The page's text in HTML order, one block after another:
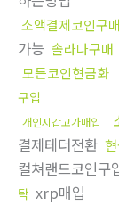
소액결제코인구
가능 솔라나구매
모든코인현금화
구입
개인지갑고가매입
결제테더전환
컬쳐랜드코인구
탁 xrp매입